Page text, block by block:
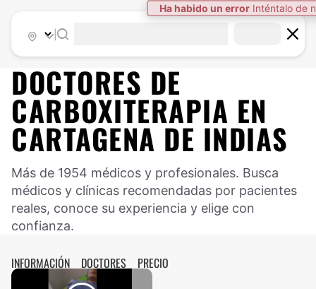
Ha habido un error Inténtalo de
DOCTORES DE
CARBOXITERAPIA EN
CARTAGENA DE INDIAS
Más de 1954 médicos y profesionales. Busca
médicos y clínicas recomendadas por pacientes
reales, conoce su experiencia y elige con
confianza.
INFORMACIÓN DOCTORES PRECIO